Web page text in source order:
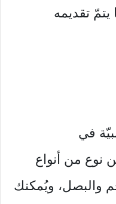
يتمّ تقديمه
في
نوع من أنواع
والبصل، ويُمكنك